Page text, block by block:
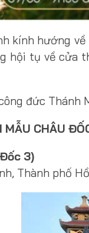
kính hướng
hội tụ về cửa
đức Thánh
MẪU CHÂU
3)
Thành phố